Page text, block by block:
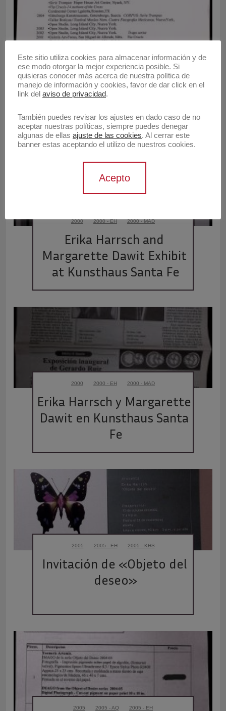
2005 2005 - EH 2005 - KHS
Currículum
2000 2000 - EH 2000 - MAD
Erika Harrsch and
Margarette Dawit Exhibit
at Kunsthaus Santa Fe
2000 2000 - EH 2000 - MAD
Erika Harrsch y Margarette
Dawit en Kunsthaus Santa
Fe
2005 2005 - EH 2005 - KHS
Invitación de «Objeto del
deseo»
2005 2005 - AQ 2005 - EH
Este sitio utiliza cookies para almacenar información y de
ese modo otorgar la mejor experiencia posible. Si
quisieras conocer más acerca de nuestra política de
manejo de información y cookies, favor de dar click en el
link del aviso de privacidad.
También puedes revisar los ajustes en dado caso de no
aceptar nuestras políticas, siempre puedes denegar
algunas de ellas ajuste de las cookies. Al cerrar este
banner estas aceptando el utilizo de nuestros cookies.
Acepto